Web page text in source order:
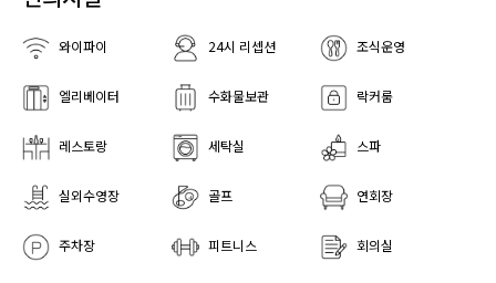
와이파이 24시 리셉션 조식운영
엘리베이터 수화물보관 락커룸
레스토랑 세탁실 스파
실외수영장 골프 연회장
주차장 피트니스 회의실